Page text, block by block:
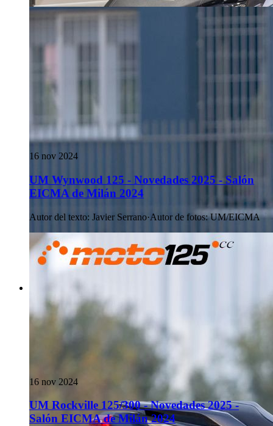
16 nov 2024
UM Wynwood 125 - Novedades 2025 - Salón
EICMA de Milán 2024
Autor del texto: Javier Serrano·Autor de fotos: UM/EICMA
16 nov 2024
UM Rockville 125/300 - Novedades 2025 -
Salón EICMA de Milán 2024